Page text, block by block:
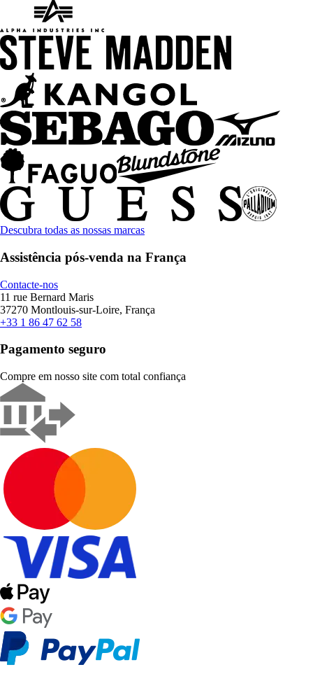
Descubra todas as nossas marcas
Assistência pós-venda na França
Contacte-nos
11 rue Bernard Maris
37270 Montlouis-sur-Loire, França
+33 1 86 47 62 58
Pagamento seguro
Compre em nosso site com total confiança